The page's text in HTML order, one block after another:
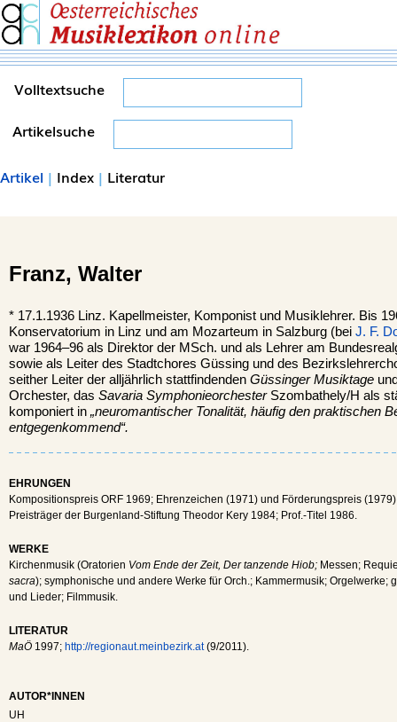
Volltextsuche
Artikelsuche
Artikel | Index | Literatur
Franz, Walter
* 17.1.1936 Linz. Kapellmeister, Komponist und Musiklehrer. Bis
Konservatorium in Linz und am Mozarteum in Salzburg (bei J. F.
war 1964–96 als Direktor der MSch. und als Lehrer am
sowie als Leiter des Stadtchores Güssing und des
seither Leiter der alljährlich stattfindenden Güssinger Musiktage
Orchester, das Savaria SymphonieorchesterSzombathely/H als
komponiert in „neuromantischer Tonalität, häufig den praktischen
entgegenkommend“.
EHRUNGEN
Kompositionspreis ORF 1969; Ehrenzeichen (1971) und Förderungspreis
Preisträger der Burgenland-Stiftung Theodor Kery 1984; Prof.-Titel 1986.
WERKE
Kirchenmusik (Oratorien Vom Ende der Zeit, Der tanzende Hiob; Messen;
sacra); symphonische und andere Werke für Orch.; Kammermusik; Orgelwerke;
und Lieder; Filmmusik.
LITERATUR
MaÖ 1997; http://regionaut.meinbezirk.at(9/2011).
AUTOR*INNEN
UH